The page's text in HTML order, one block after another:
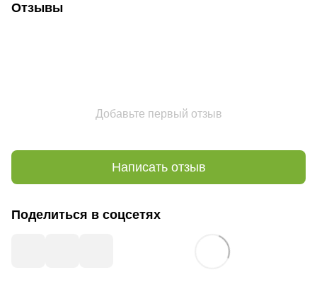
Отзывы
Добавьте первый отзыв
Написать отзыв
Поделиться в соцсетях